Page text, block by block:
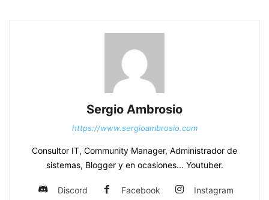
Sergio Ambrosio
https://www.sergioambrosio.com
Consultor IT, Community Manager, Administrador de
sistemas, Blogger y en ocasiones... Youtuber.
Discord Facebook Instagram